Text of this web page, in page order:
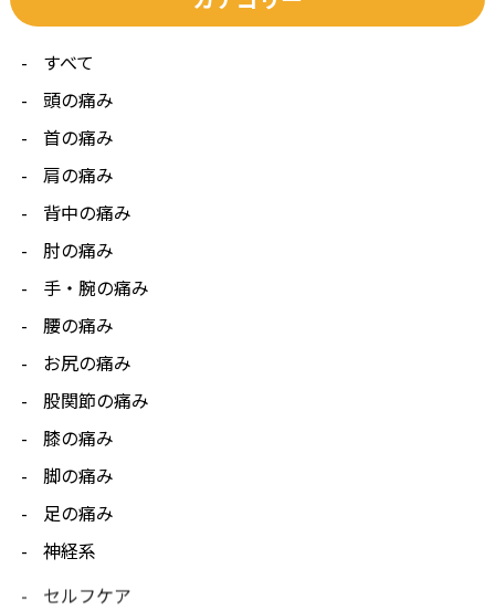
すべて
頭の痛み
首の痛み
肩の痛み
背中の痛み
肘の痛み
手・腕の痛み
腰の痛み
お尻の痛み
股関節の痛み
膝の痛み
脚の痛み
足の痛み
神経系
セルフケア